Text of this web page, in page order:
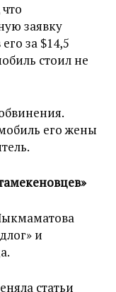
заявку
за $14,5
стоил не
его жены
и
статьи